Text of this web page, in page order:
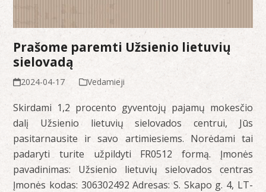
Prašome paremti Užsienio lietuvių
sielovadą
2024-04-17 Vedamieji
Skirdami 1,2 procento gyventojų pajamų mokesčio
dalį Užsienio lietuvių sielovados centrui, Jūs
pasitarnausite ir savo artimiesiems. Norėdami tai
padaryti turite užpildyti FR0512 formą. Įmonės
pavadinimas: Užsienio lietuvių sielovados centras
Įmonės kodas: 306302492 Adresas: S. Skapo g. 4, LT-